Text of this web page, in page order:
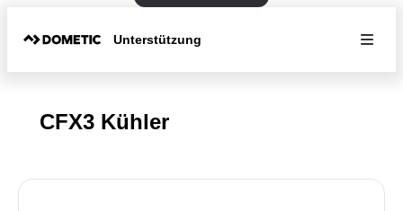
Unterstützung
CFX3 Kühler